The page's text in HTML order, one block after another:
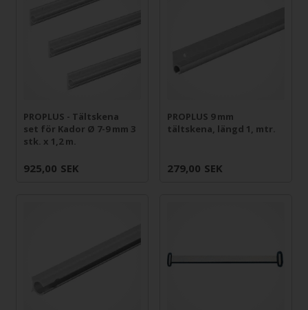
PROPLUS - Tältskena
set för Kador Ø 7-9 mm 3
stk. x 1,2 m.
925,00 SEK
PROPLUS 9 mm
tältskena, längd 1, mtr.
279,00 SEK